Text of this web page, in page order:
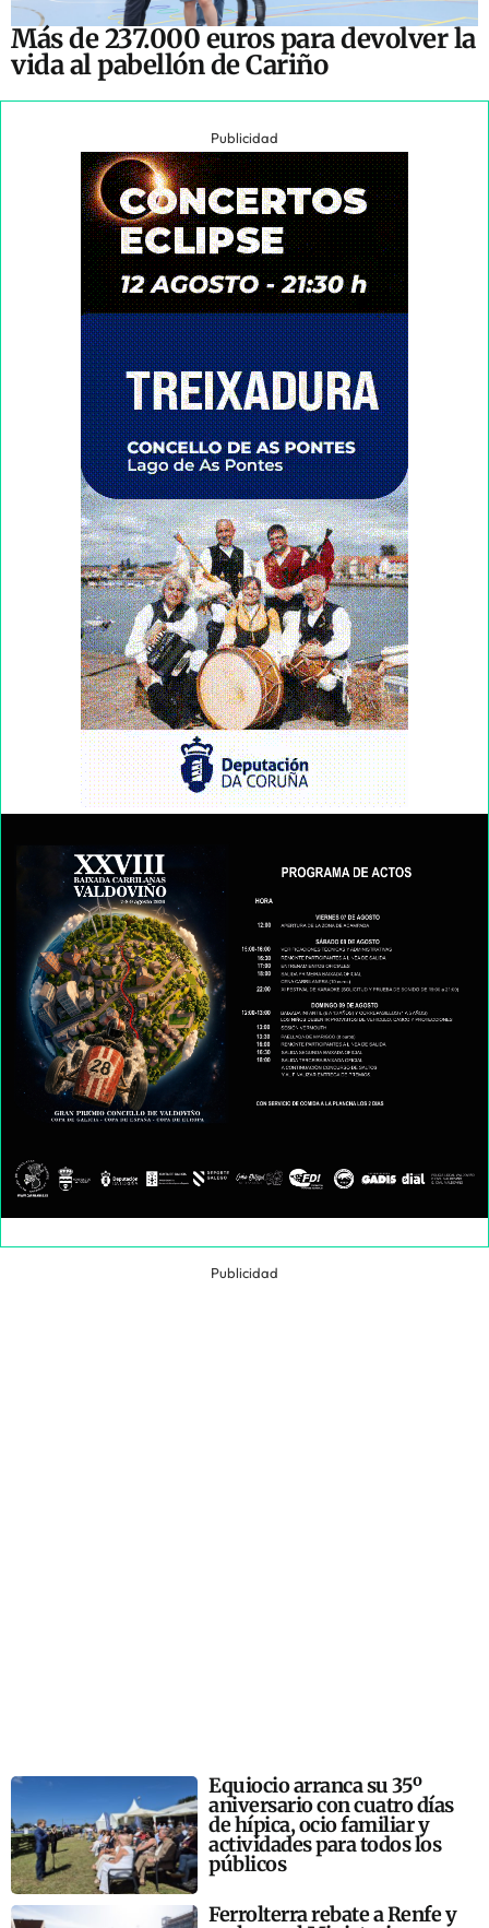
Más de 237.000 euros para devolver la
vida al pabellón de Cariño
Publicidad
Publicidad
Equiocio arranca su 35º
aniversario con cuatro días
de hípica, ocio familiar y
actividades para todos los
públicos
Ferrolterra rebate a Renfe y